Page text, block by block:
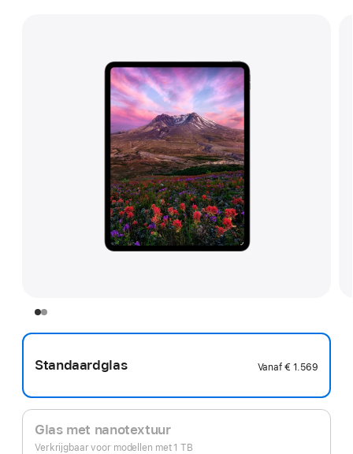
Standaardglas Vanaf € 1.569
Glas met nanotextuur
Verkrijgbaar voor modellen met 1 TB